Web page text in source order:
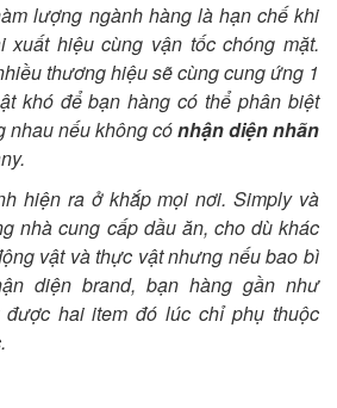
lượng ngành hàng là hạn chế khi
xuất hiệu cùng vận tốc chóng mặt.
thương hiệu sẽ cùng cung ứng 1
khó để bạn hàng có thể phân biệt
nhau nếu không cónhận diện nhãn
hiện ra ở khắp mọi nơi. Simply và
nhà cung cấp dầu ăn, cho dù khác
vật và thực vật nhưng nếu bao bì
diện brand, bạn hàng gần như
hai item đó lúc chỉ phụ thuộc